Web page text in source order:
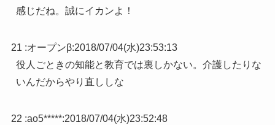
感じだね。誠にイカンよ！
21 :オープンβ:2018/07/04(水)23:53:13
役人ごときの知能と教育では裏しかない。介護したりな
いんだからやり直ししな
22 :ao5*****:2018/07/04(水)23:52:48